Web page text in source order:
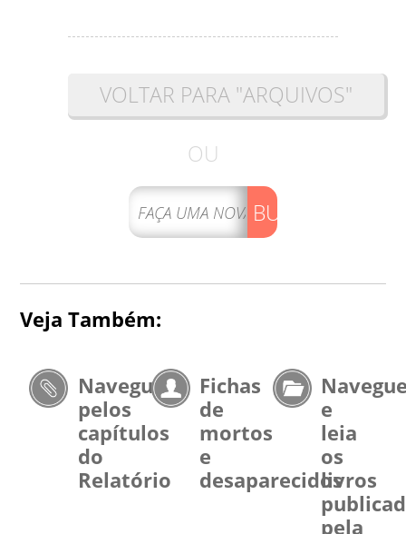
VOLTAR PARA "ARQUIVOS"
OU
BUSCAR
Veja Também:
Navegue
pelos
capítulos
do
Relatório
Fichas
de
mortos
e
desaparecidos
e
leia
os
livros
pela